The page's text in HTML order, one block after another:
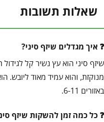
שאלות תשובות
איך מגדלים שיזף סיני?
שיזף סיני הוא עץ נשיר קל
מנוקזת, והוא עמיד מאוד ליובש.
באזורים 6-11.
כל כמה זמן להשקות שיזף